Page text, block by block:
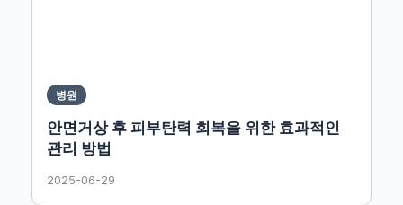
병원
안면거상 후 피부탄력 회복을 위한 효과적인
관리 방법
2025-06-29